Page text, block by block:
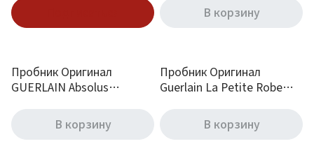
В корзину
Пробник Оригинал
GUERLAIN Absolus
В корзину
Пробник Оригинал
Guerlain La Petite Robe
В корзину